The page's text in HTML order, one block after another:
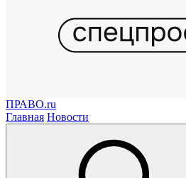
ПРАВО.ru
Главная Новости